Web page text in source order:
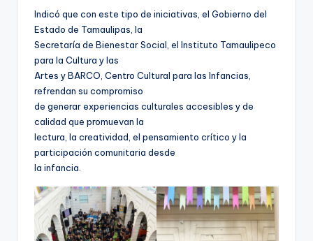
Indicó que con este tipo de iniciativas, el Gobierno del
Estado de Tamaulipas, la
Secretaría de Bienestar Social, el Instituto Tamaulipeco
para la Cultura y las
Artes y BARCO, Centro Cultural para las Infancias,
refrendan su compromiso
de generar experiencias culturales accesibles y de
calidad que promuevan la
lectura, la creatividad, el pensamiento crítico y la
participación comunitaria desde
la infancia.